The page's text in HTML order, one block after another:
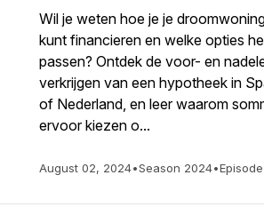
Wil je weten hoe je je
kunt financieren en welke opties
passen? Ontdek de voor- en
verkrijgen van een hypotheek in
of Nederland, en leer waarom
ervoor kiezen o...
August 02, 2024•Season 2024•